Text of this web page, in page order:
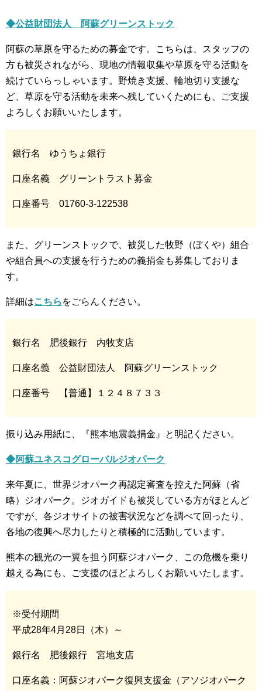
◆公益財団法人 阿蘇グリーンストック
阿蘇の草原を守るための募金です。こちらは、スタッフの
方も被災されながら、現地の情報収集や草原を守る活動を
続けていらっしゃいます。野焼き支援、輪地切り支援な
ど、草原を守る活動を未来へ残していくためにも、ご支援
よろしくお願いいたします。
銀行名 ゆうちょ銀行
口座名義 グリーントラスト募金
口座番号 01760-3-122538
また、グリーンストックで、被災した牧野（ぼくや）組合
や組合員への支援を行うための義捐金も募集しておりま
す。
詳細はこちら をごらんください。
銀行名 肥後銀行 内牧支店
口座名義 公益財団法人 阿蘇グリーンストック
口座番号 【普通】１２４８７３３
振り込み用紙に、『熊本地震義捐金』と明記ください。
◆阿蘇ユネスコグローバルジオパーク
来年夏に、世界ジオパーク再認定審査を控えた阿蘇（省
略）ジオパーク。ジオガイドも被災している方がほとんど
ですが、各ジオサイトの被害状況などを調べて回ったり、
各地の復興へ尽力したりと積極的に活動しています。
熊本の観光の一翼を担う阿蘇ジオパーク、この危機を乗り
越える為にも、ご支援のほどよろしくお願いいたします。
※受付期間
平成28年4月28日（木）～
銀行名 肥後銀行 宮地支店
口座名義：阿蘇ジオパーク復興支援金（アソジオパーク